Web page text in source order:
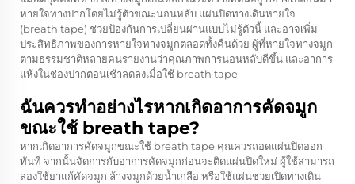
หายใจทางปากโดยไม่รู้ตัวขณะนอนหลับ แผ่นปิดทางเดินหายใจ
(breath tape) ช่วยป้องกันการเปลี่ยนผ่านแบบไม่รู้ตัวนี้ และอาจเพิ่ม
ประสิทธิภาพของการหายใจทางจมูกตลอดทั้งคืนด้วย ผู้ที่หายใจทางจมูก
ตามธรรมชาติหลายคนรายงานว่าคุณภาพการนอนหลับดีขึ้น และอาการ
แห้งในช่องปากตอนเช้าลดลงเมื่อใช้ breath tape
ฉันควรทำอย่างไรหากเกิดอาการคัดจมูก
ขณะใช้ breath tape?
หากเกิดอาการคัดจมูกขณะใช้ breath tape คุณควรถอดแผ่นปิดออก
ทันที จากนั้นจัดการกับอาการคัดจมูกก่อนจะติดแผ่นปิดใหม่ ผู้ใช้สามารถ
ลองใช้ยาแก้คัดจมูก ล้างจมูกด้วยน้ำเกลือ หรือใช้แผ่นช่วยเปิดทางเดิน